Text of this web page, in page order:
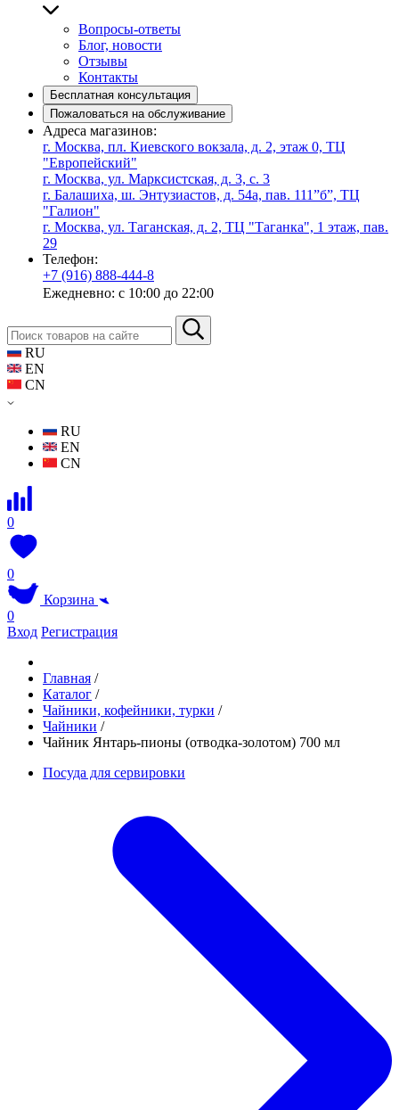
Вопросы-ответы
Блог, новости
Отзывы
Контакты
Бесплатная консультация
Пожаловаться на обслуживание
Адреса магазинов:
г. Москва, пл. Киевского вокзала, д. 2, этаж 0, ТЦ
"Европейский"
г. Москва, ул. Марксистская, д. 3, с. 3
г. Балашиха, ш. Энтузиастов, д. 54а, пав. 111”б”, ТЦ
"Галион"
г. Москва, ул. Таганская, д. 2, ТЦ "Таганка", 1 этаж, пав.
29
Телефон:
+7 (916) 888-444-8
Ежедневно: с 10:00 до 22:00
RU
EN
CN
RU
EN
CN
0
0
Корзина
0
Вход Регистрация
Главная /
Каталог /
Чайники, кофейники, турки /
Чайники /
Чайник Янтарь-пионы (отводка-золотом) 700 мл
Посуда для сервировки